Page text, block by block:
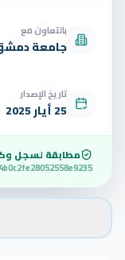
بالتعاون مع
جامعة
تاريخ الإصدار
25 أيار 2025
مطابقة لسجل
4b0c2fe28052558e9235